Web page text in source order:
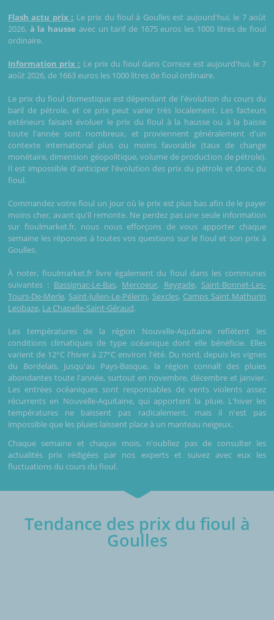
Flash actu prix : Le prix du fioul à Goulles est aujourd'hui, le 7 août
2026, à la hausse avec un tarif de 1675 euros les 1000 litres de fioul
ordinaire.
Information prix : Le prix du fioul dans Correze est aujourd'hui, le 7
août 2026, de 1663 euros les 1000 litres de fioul ordinaire.
Le prix du fioul domestique est dépendant de l'évolution du cours du
baril de pétrole, et ce prix peut varier très localement. Les facteurs
extérieurs faisant évoluer le prix du fioul à la hausse ou à la baisse
toute l'année sont nombreux, et proviennent généralement d'un
contexte international plus ou moins favorable (taux de change
monétaire, dimension géopolitique, volume de production de pétrole).
Il est impossible d'anticiper l'évolution des prix du pétrole et donc du
fioul.
Commandez votre fioul un jour où le prix est plus bas afin de le payer
moins cher, avant qu'il remonte. Ne perdez pas une seule information
sur fioulmarket.fr, nous nous efforçons de vous apporter chaque
semaine les réponses à toutes vos questions sur le fioul et son prix à
Goulles.
À noter, fioulmarket.fr livre également du fioul dans les communes
suivantes : Bassignac-Le-Bas, Mercoeur, Reygade, Saint-Bonnet-Les-
Tours-De-Merle, Saint-Julien-Le-Pélerin, Sexcles, Camps Saint Mathurin
Leobaze, La Chapelle-Saint-Géraud.
Les températures de la région Nouvelle-Aquitaine reflètent les
conditions climatiques de type océanique dont elle bénéficie. Elles
varient de 12°C l'hiver à 27°C environ l'été. Du nord, depuis les vignes
du Bordelais, jusqu'au Pays-Basque, la région connaît des pluies
abondantes toute l'année, surtout en novembre, décembre et janvier.
Les entrées océaniques sont responsables de vents violents assez
récurrents en Nouvelle-Aquitaine, qui apportent la pluie. L'hiver les
températures ne baissent pas radicalement, mais il n'est pas
impossible que les pluies laissent place à un manteau neigeux.
Chaque semaine et chaque mois, n'oubliez pas de consulter les
actualités prix rédigées par nos experts et suivez avec eux les
fluctuations du cours du fioul.
Tendance des prix du fioul à
Goulles